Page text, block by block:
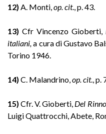
12) A. Monti, op. cit., p. 43.
13) Cfr Vincenzo Gioberti,
italiani, a cura di Gustavo
Torino 1946.
14) C. Malandrino, op. cit., p.
15) Cfr. V. Gioberti, Del
Luigi Quattrocchi, Abete,